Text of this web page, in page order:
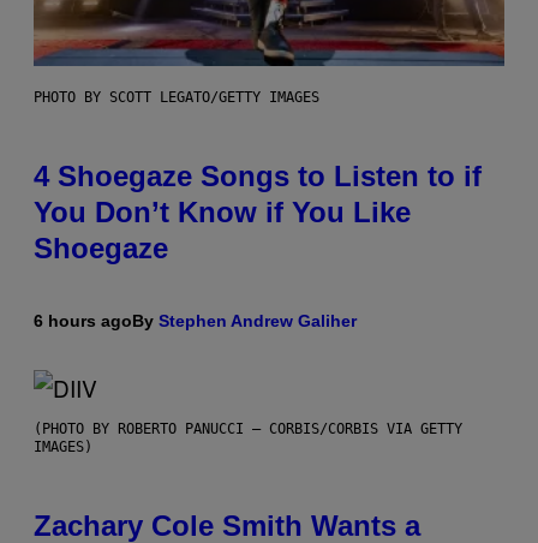
PHOTO BY SCOTT LEGATO/GETTY IMAGES
4 Shoegaze Songs to Listen to if
You Don’t Know if You Like
Shoegaze
6 hours agoBy Stephen Andrew Galiher
(PHOTO BY ROBERTO PANUCCI – CORBIS/CORBIS VIA GETTY
IMAGES)
Zachary Cole Smith Wants a